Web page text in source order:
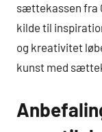
sættekassen fra
kilde til
og kreativitet
kunst med